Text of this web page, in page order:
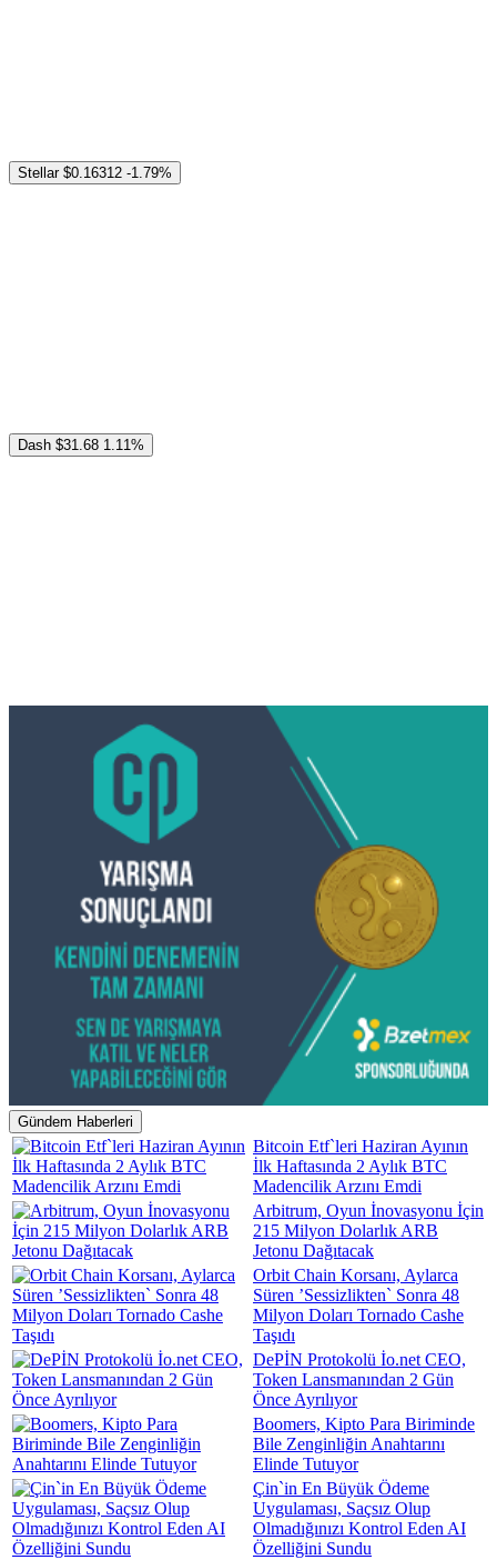
Stellar $0.16312 -1.79%
Dash $31.68 1.11%
Gündem Haberleri
Bitcoin Etf`leri Haziran Ayının
İlk Haftasında 2 Aylık BTC
Madencilik Arzını Emdi
Arbitrum, Oyun İnovasyonu İçin
215 Milyon Dolarlık ARB
Jetonu Dağıtacak
Orbit Chain Korsanı, Aylarca
Süren ’Sessizlikten` Sonra 48
Milyon Doları Tornado Cashe
Taşıdı
DePİN Protokolü İo.net CEO,
Token Lansmanından 2 Gün
Önce Ayrılıyor
Boomers, Kipto Para Biriminde
Bile Zenginliğin Anahtarını
Elinde Tutuyor
Çin`in En Büyük Ödeme
Uygulaması, Saçsız Olup
Olmadığınızı Kontrol Eden AI
Özelliğini Sundu